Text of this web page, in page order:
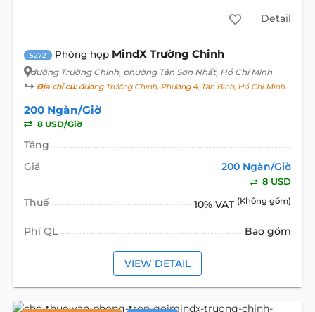
Detail
5272 Phòng họp MindX Trường Chinh
đường Trường Chinh, phường Tân Sơn Nhất, Hồ Chí Minh
Địa chỉ cũ:đường Trường Chinh, Phường 4, Tân Bình, Hồ Chí Minh
200 Ngàn/Giờ
8 USD/Giờ
Tầng
Giá
200 Ngàn/Giờ
8 USD
Thuế 10% VAT (Không gồm)
Phí QL Bao gồm
VIEW DETAIL